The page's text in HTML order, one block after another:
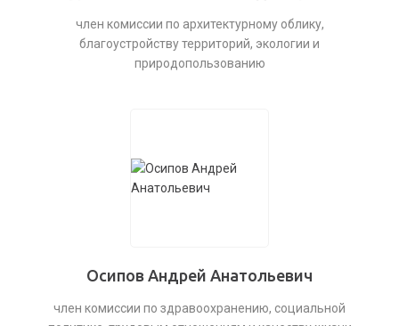
член комиссии по архитектурному облику,
благоустройству территорий, экологии и
природопользованию
Осипов Андрей Анатольевич
член комиссии по здравоохранению, социальной